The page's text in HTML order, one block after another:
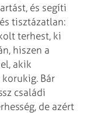
és segíti
tisztázatlan:
terhest, ki
hiszen a
akik
Bár
családi
de azért